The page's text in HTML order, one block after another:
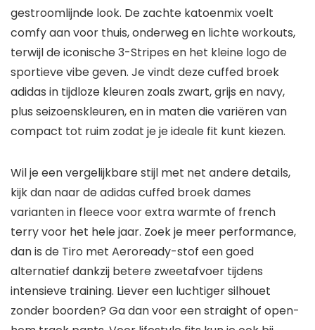
gestroomlijnde look. De zachte katoenmix voelt
comfy aan voor thuis, onderweg en lichte workouts,
terwijl de iconische 3-Stripes en het kleine logo de
sportieve vibe geven. Je vindt deze cuffed broek
adidas in tijdloze kleuren zoals zwart, grijs en navy,
plus seizoenskleuren, en in maten die variëren van
compact tot ruim zodat je je ideale fit kunt kiezen.
Wil je een vergelijkbare stijl met net andere details,
kijk dan naar de adidas cuffed broek dames
varianten in fleece voor extra warmte of french
terry voor het hele jaar. Zoek je meer performance,
dan is de Tiro met Aeroready-stof een goed
alternatief dankzij betere zweetafvoer tijdens
intensieve training. Liever een luchtiger silhouet
zonder boorden? Ga dan voor een straight of open-